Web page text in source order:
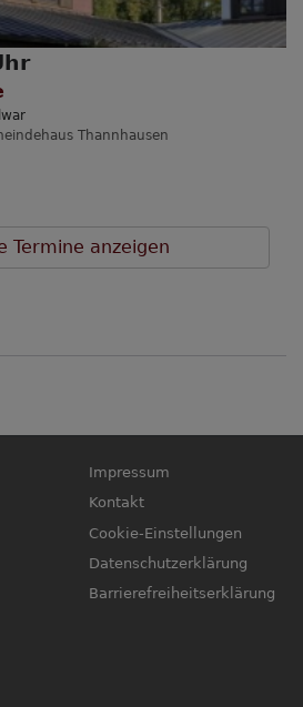
Thannhausen
Termine anzeigen
Fußbereichsmenü
Impressum
Kontakt
Cookie-Einstellungen
Datenschutzerklärung
Barrierefreiheitserklärung